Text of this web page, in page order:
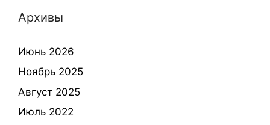
Архивы
Июнь 2026
Ноябрь 2025
Август 2025
Июль 2022